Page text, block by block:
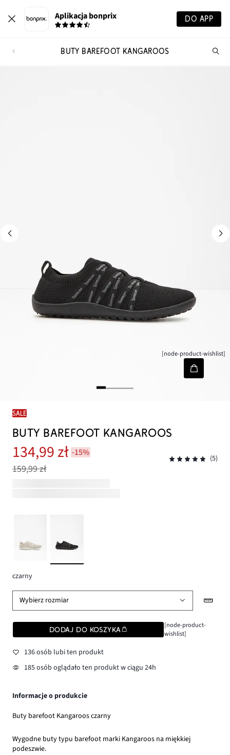
Aplikacja bonprix DO APP
BUTY BAREFOOT KANGAROOS
[node-product-wishlist]
SALE
BUTY BAREFOOT KANGAROOS
134,99 zł -15%
159,99 zł
(5)
czarny
Wybierz rozmiar
DODAJ DO KOSZYKA
[node-product-
wishlist]
136 osób lubi ten produkt
185 osób oglądało ten produkt w ciągu 24h
Informacje o produkcie
Buty barefoot Kangaroos czarny
Wygodne buty typu barefoot marki Kangaroos na miękkiej
podeszwie.